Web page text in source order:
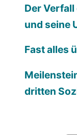
Der
und seine
Fast alles
dritten